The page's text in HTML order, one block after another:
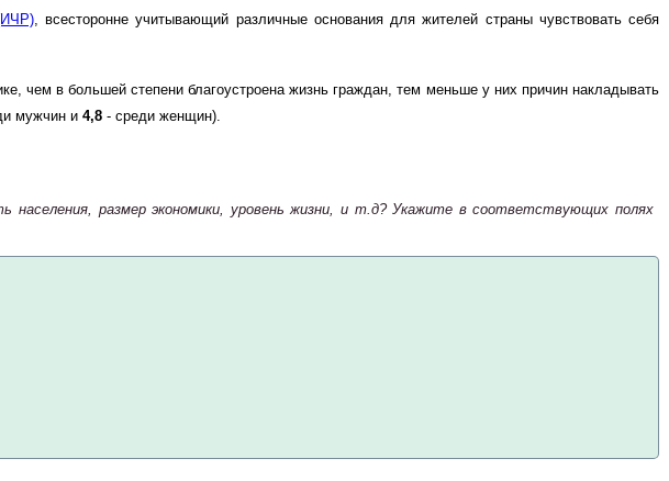
, всесторонне учитывающий различные основания для жителей страны чувствовать себя
чем в большей степени благоустроена жизнь граждан, тем меньше у них причин накладывать
мужчин и 4,8 - среди женщин).
размер экономики, уровень жизни, и т.д? Укажите в соответствующих полях